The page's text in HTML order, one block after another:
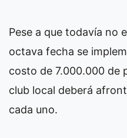
Pese a que todavía no
octava fecha se
costo de 7.000.000 de
club local deberá
cada uno.